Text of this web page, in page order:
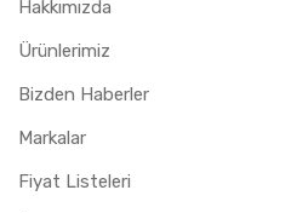
Hakkımızda
Ürünlerimiz
Bizden Haberler
Markalar
Fiyat Listeleri